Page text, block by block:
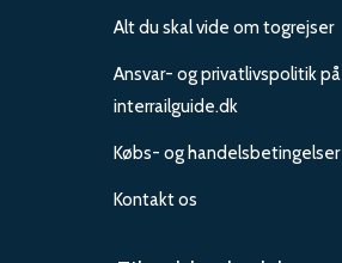
Alt du skal vide om togrejser
Ansvar- og privatlivspolitik på
interrailguide.dk
Købs- og handelsbetingelser
Kontakt os